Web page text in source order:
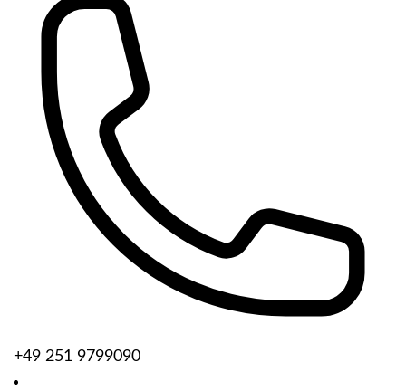
+49 251 9799090